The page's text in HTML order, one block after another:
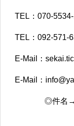
TEL：070-5534-
TEL：092-571-
E-Mail：
E-Mail：
◎件名